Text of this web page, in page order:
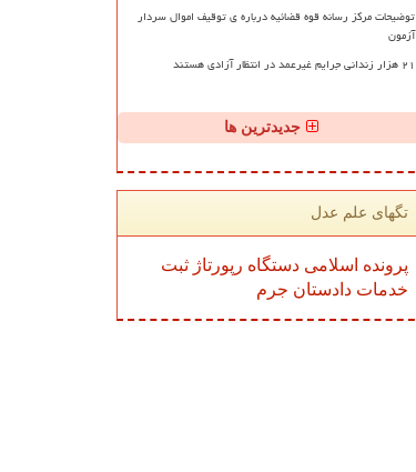
توضیحات مرکز رسانه قوه قضائیه درباره ی توقیف اموال سردار
آزمون
۲۱ هزار زندانی جرایم غیرعمد در انتظار آزادی هستند
جدیدترین ها
تگهای علم عدل
پرونده اسلامی دستگاه رپورتاژ ثبت
خدمات دادستان جرم